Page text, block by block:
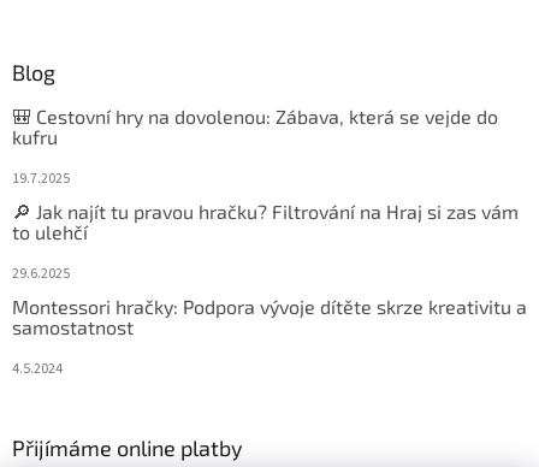
Blog
🎒 Cestovní hry na dovolenou: Zábava, která se vejde do
kufru
19.7.2025
🔎 Jak najít tu pravou hračku? Filtrování na Hraj si zas vám
to ulehčí
29.6.2025
Montessori hračky: Podpora vývoje dítěte skrze kreativitu a
samostatnost
4.5.2024
Přijímáme online platby